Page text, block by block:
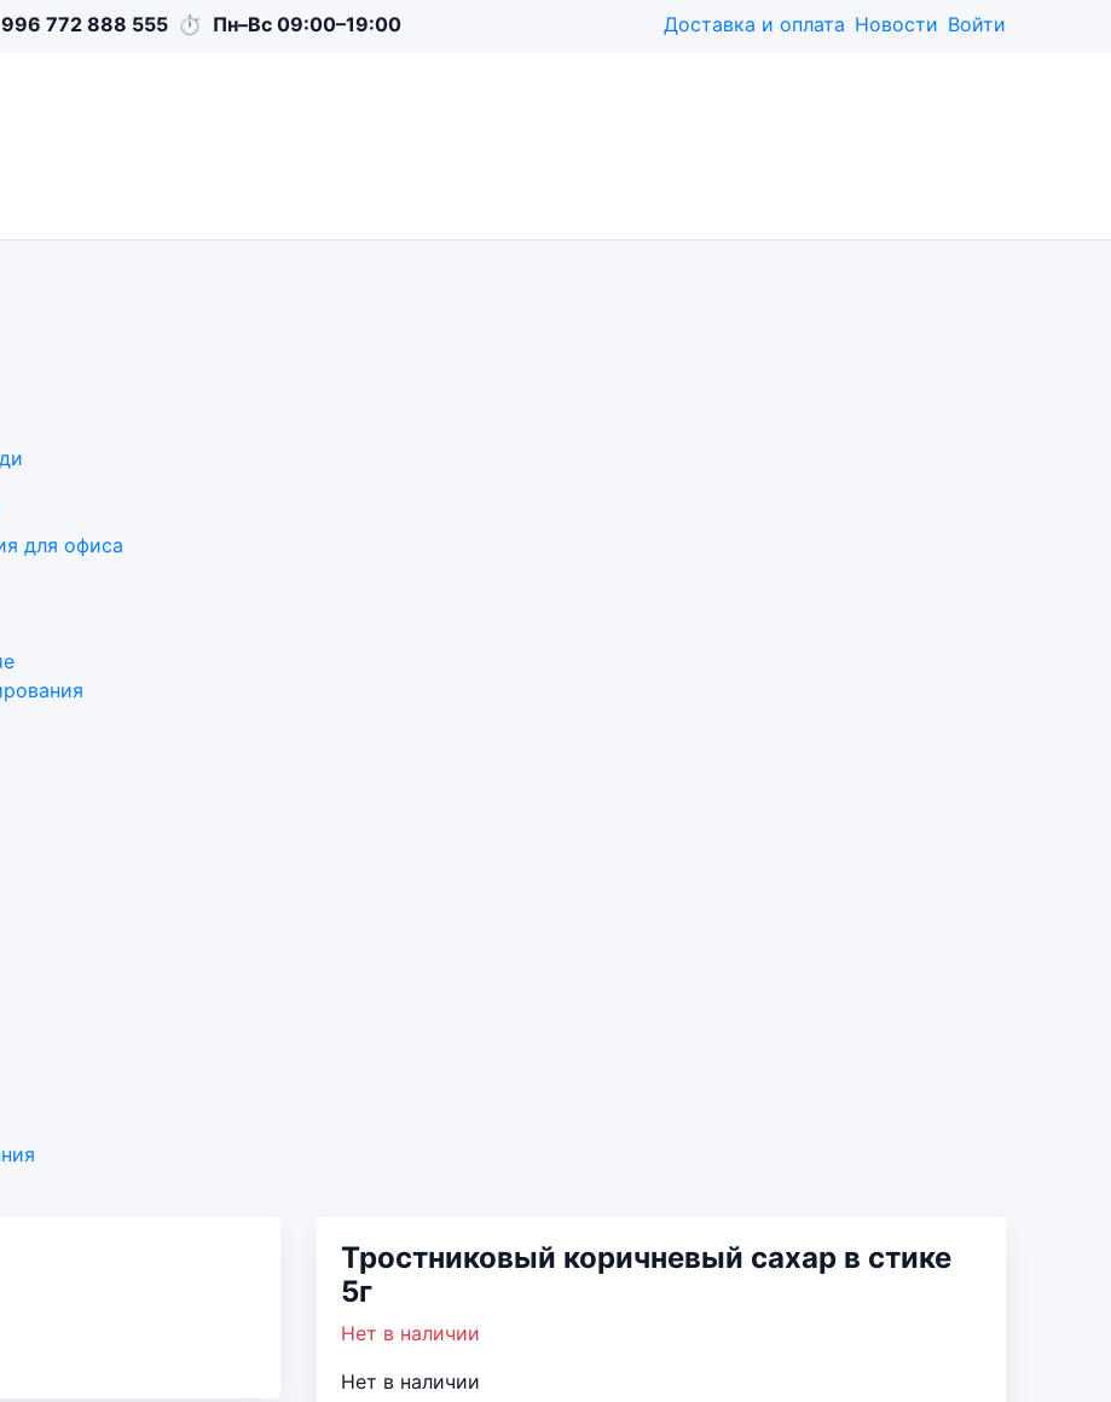
772 888 555 ⏱ Пн–Вс 09:00–19:00 Доставка и оплата Новости Войти
для офиса
Тростниковый коричневый сахар в стике
5г
Нет в наличии
Нет в наличии